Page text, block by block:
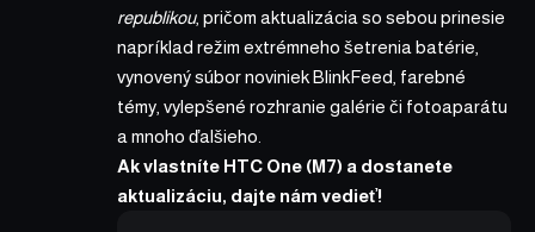
republikou, pričom aktualizácia so sebou prinesie
napríklad režim extrémneho šetrenia batérie,
vynovený súbor noviniek BlinkFeed, farebné
témy, vylepšené rozhranie galérie či fotoaparátu
a mnoho ďalšieho.
Ak vlastníte HTC One (M7) a dostanete
aktualizáciu, dajte nám vedieť!